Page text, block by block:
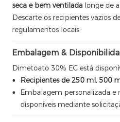
seca e bem ventilada longe de
Descarte os recipientes vazios
regulamentos locais.
Embalagem &
Dimetoato 30% EC está
Recipientes de 250 ml, 500
Embalagem personalizada e
disponíveis mediante